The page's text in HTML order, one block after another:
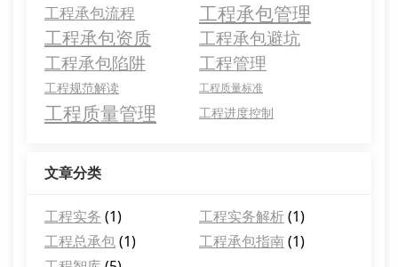
工程承包流程 工程承包管理
工程承包资质
工程承包避坑
工程承包陷阱
工程管理
工程规范解读 工程质量标准
工程质量管理 工程进度控制
文章分类
工程实务 (1) 工程实务解析(1)
工程总承包(1) 工程承包指南(1)